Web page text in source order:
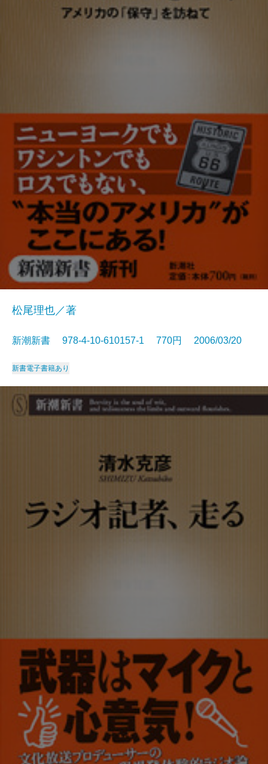
松尾理也／著
新潮新書 978-4-10-610157-1 770円 2006/03/20
新書電子書籍あり